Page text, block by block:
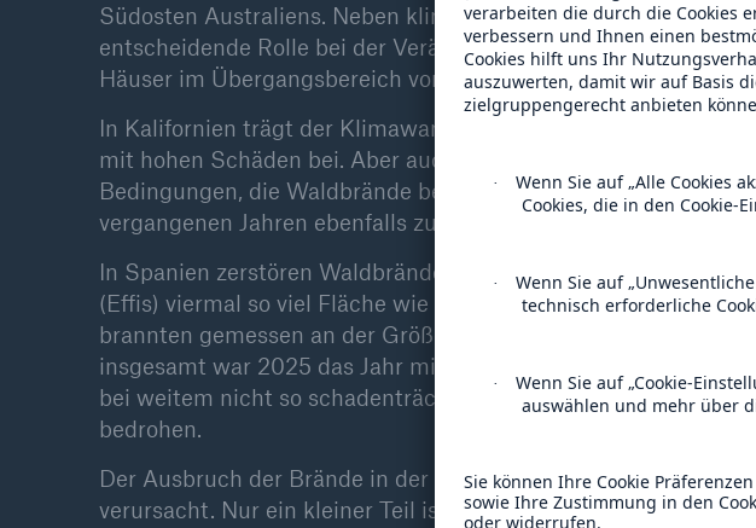
Südosten Australiens. Neben klimatischen Aspekten spielt
entscheidende Rolle bei der Veränderung des
Häuser im Übergangsbereich von Stadtrand und
In Kalifornien trägt der Klimawandel offenbar schon erheblich
mit hohen Schäden bei. Aber auch im Mittelmeerraum oder in
Bedingungen, die Waldbrände begünstigen. In Europa
vergangenen Jahren ebenfalls zunehmend Waldbrände.
In Spanien zerstören Waldbrände 2025 nach Daten des
(Effis) viermal so viel Fläche wie im Schnitt der vergangenen
brannten gemessen an der Größe des Landes die größten
insgesamt war 2025 das Jahr mit der größten verbrannten
bei weitem nicht so schadenträchtig wie etwa in den USA, da
bedrohen.
Der Ausbruch der Brände in der Nähe besiedelter Gebiete
verursacht. Nur ein kleiner Teil ist auf natürliche Ursachen